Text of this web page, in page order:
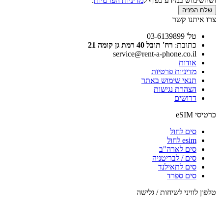
שלח הפניה
צרו איתנו קשר
טל' 03-6139899
כתובת: רח' תובל 40 רמת גן קומה 21
service@rent-a-phone.co.il
אודות
מדיניות פרטיות
תנאי שימוש באתר
הצהרת נגישות
דרושים
כרטיסי eSIM
סים לחול
esim לחול
סים לארה"ב
סים / לבריטניה
סים לתאילנד
סים ספרד
טלפון לוויני לשיחות / גלישה